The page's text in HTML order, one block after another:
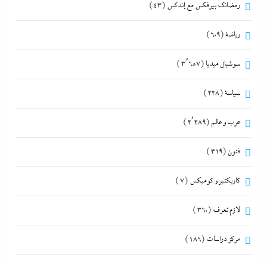
رمضانك بيرفكس مع إندكس (43)
رياضة(609)
سوشيال ميديا (3٬657)
سياسة(228)
عرب و عالم (2٬289)
فنون (319)
كاريكتير و كوميكس (7)
لازم تعرف (360)
مركز دراسات (186)